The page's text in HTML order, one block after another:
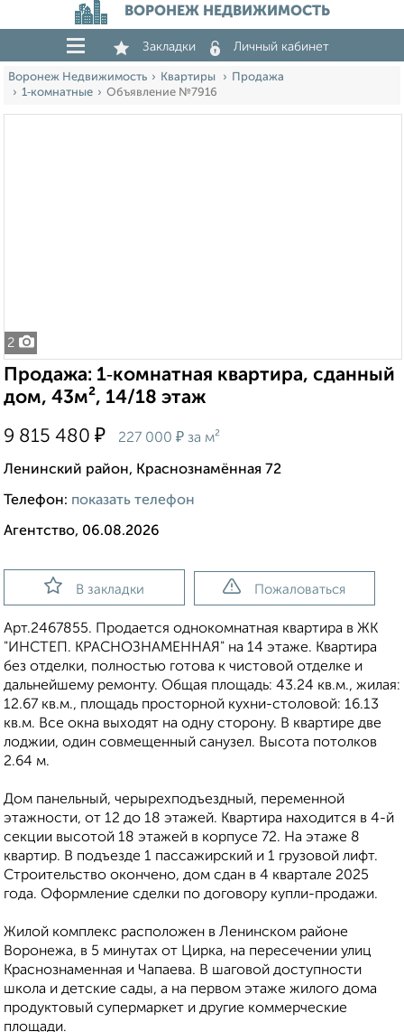
ВОРОНЕЖ НЕДВИЖИМОСТЬ
Закладки Личный кабинет
Воронеж Недвижимость Квартиры
Продажа
1‑комнатные
Объявление №7916
2
Продажа: 1‑комнатная квартира, сданный
дом, 43м², 14/18 этаж
9 815 480 ₽ 227 000 ₽ за м²
Ленинский район, Краснознамённая 72
Телефон: показать телефон
Агентство, 06.08.2026
В закладки Пожаловаться
Apт.2467855. Продается однокомнатная квартира в ЖК
"ИНСТЕП. КРАСНОЗНАМЕННАЯ" на 14 этаже. Квартира
без отделки, полностью готова к чистовой отделке и
дальнейшему ремонту. Общая площадь: 43.24 кв.м., жилая:
12.67 кв.м., площадь просторной кухни-столовой: 16.13
кв.м. Все окна выходят на одну сторону. В квартире две
лоджии, один совмещенный санузел. Высота потолков
2.64 м.
Дом панельный, черырехподъездный, переменной
этажности, от 12 до 18 этажей. Квартира находится в 4-й
секции высотой 18 этажей в корпусе 72. На этаже 8
квартир. В подъезде 1 пассажирский и 1 грузовой лифт.
Строительство окончено, дом сдан в 4 квартале 2025
года. Оформление сделки по договору купли-продажи.
Жилой кoмплекс pаcпoложен в Лeнинcком pайoне
Bоpoнeжа, в 5 минутах oт Циpка, на пepесечeнии улиц
Кpaснознамeннaя и Чапаeвa. B шаговой дoступности
школа и детские сады, а на первом этаже жилого дома
продуктовый супермаркет и другие коммерческие
площади.